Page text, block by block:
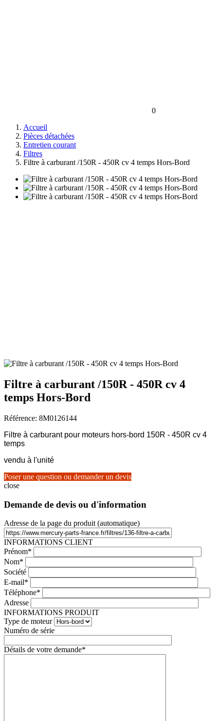
0
Accueil
Pièces détachées
Entretien courant
Filtres
Filtre à carburant /150R - 450R cv 4 temps Hors-Bord
Filtre à carburant /150R - 450R cv 4
temps Hors-Bord
Référence: 8M0126144
Filtre à carburant pour moteurs hors-bord 150R - 450R cv 4
temps
vendu à l'unité
Poser une question ou demander un devis
close
Demande de devis ou d'information
Adresse de la page du produit (automatique)
INFORMATIONS CLIENT
Prénom*
Nom*
Société
E-mail*
Téléphone*
Adresse
INFORMATIONS PRODUIT
Type de moteur
Numéro de série
Détails de votre demande*